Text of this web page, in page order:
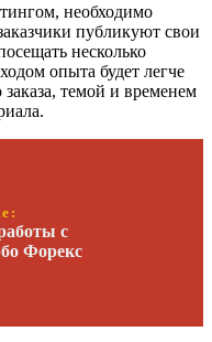
необходимо
публикуют свои
несколько
опыта будет легче
темой и временем
с
Форекс